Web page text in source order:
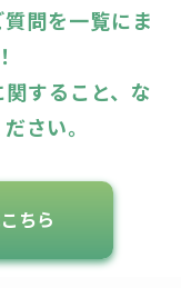
問を一覧にま
すること、な
さい。
ちら